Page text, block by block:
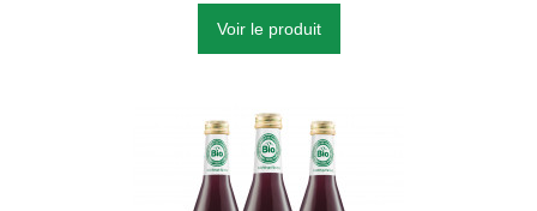
Voir le produit